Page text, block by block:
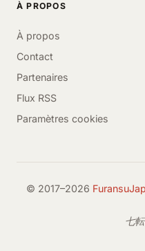
À PROPOS
À propos
Contact
Partenaires
Flux RSS
Paramètres cookies
© 2017–2026
七